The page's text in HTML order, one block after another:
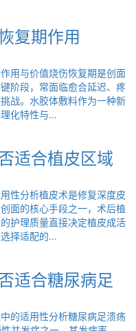
复期作用
用与价值烧伤恢复期是创面
阶段，常面临愈合延迟、疼
战。水胶体敷料作为一种新
化特性与...
适合植皮区域
性分析植皮术是修复深度皮
面的核心手段之一，术后植
护理质量直接决定植皮成活
择适配的...
适合糖尿病足
的适用性分析糖尿病足溃疡